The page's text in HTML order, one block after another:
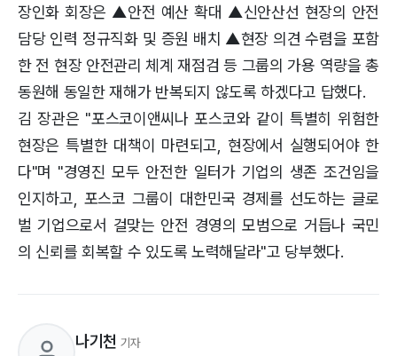
장인화 회장은 ▲안전 예산 확대 ▲신안산선 현장의 안전
담당 인력 정규직화 및 증원 배치 ▲현장 의견 수렴을 포함
한 전 현장 안전관리 체계 재점검 등 그룹의 가용 역량을 총
동원해 동일한 재해가 반복되지 않도록 하겠다고 답했다.
김 장관은 "포스코이앤씨나 포스코와 같이 특별히 위험한
현장은 특별한 대책이 마련되고, 현장에서 실행되어야 한
다"며 "경영진 모두 안전한 일터가 기업의 생존 조건임을
인지하고, 포스코 그룹이 대한민국 경제를 선도하는 글로
벌 기업으로서 걸맞는 안전 경영의 모범으로 거듭나 국민
의 신뢰를 회복할 수 있도록 노력해달라"고 당부했다.
나기천 기자